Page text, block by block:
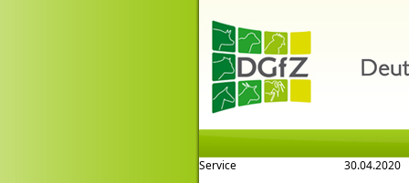
Service
30.04.2020